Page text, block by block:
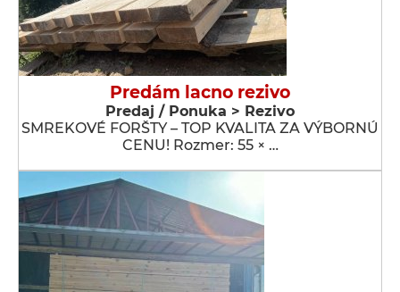
Predám lacno rezivo
Predaj / Ponuka > Rezivo
SMREKOVÉ FORŠTY – TOP KVALITA ZA VÝBORNÚ
CENU! Rozmer: 55 × …